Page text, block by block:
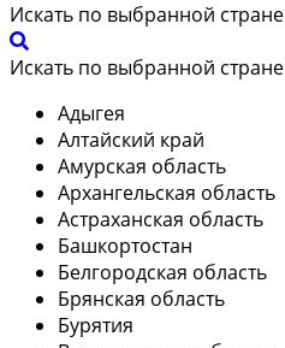
Искать по выбранной стране
Искать по выбранной стране
Адыгея
Алтайский край
Амурская область
Архангельская область
Астраханская область
Башкортостан
Белгородская область
Брянская область
Бурятия